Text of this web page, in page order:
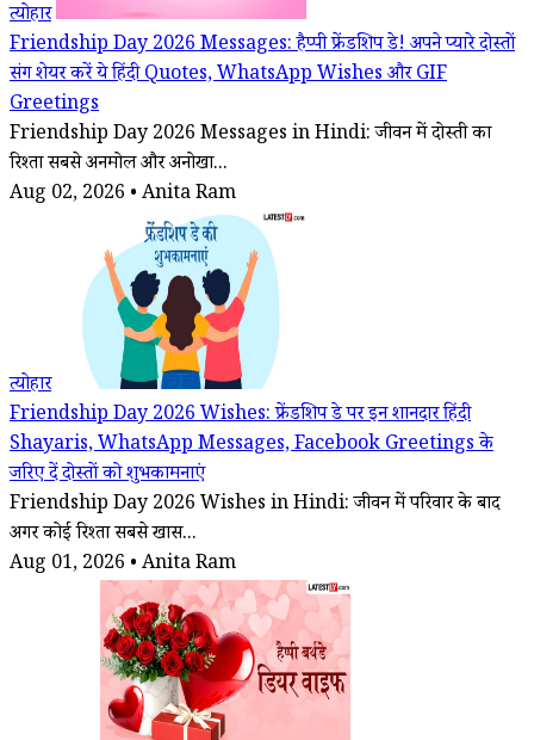
त्योहार
Friendship Day 2026 Messages: हैप्पी फ्रेंडशिप डे! अपने प्यारे दोस्तों
संग शेयर करें ये हिंदी Quotes, WhatsApp Wishes और GIF
Greetings
Friendship Day 2026 Messages in Hindi: जीवन में दोस्ती का
रिश्ता सबसे अनमोल और अनोखा...
Aug 02, 2026 • Anita Ram
त्योहार
Friendship Day 2026 Wishes: फ्रेंडशिप डे पर इन शानदार हिंदी
Shayaris, WhatsApp Messages, Facebook Greetings के
जरिए दें दोस्तों को शुभकामनाएं
Friendship Day 2026 Wishes in Hindi: जीवन में परिवार के बाद
अगर कोई रिश्ता सबसे खास...
Aug 01, 2026 • Anita Ram